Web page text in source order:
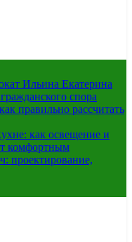
Ильина Екатерина
спора
правильно рассчитать
как освещение и
комфортным
проектирование,